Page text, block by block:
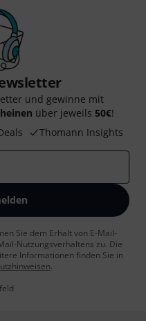
und gewinne mit
über jeweils 50€!
Thomann Insights
Sie dem Erhalt von E-Mail-
Nutzungsverhaltens zu. Die
Informationen finden Sie in
.